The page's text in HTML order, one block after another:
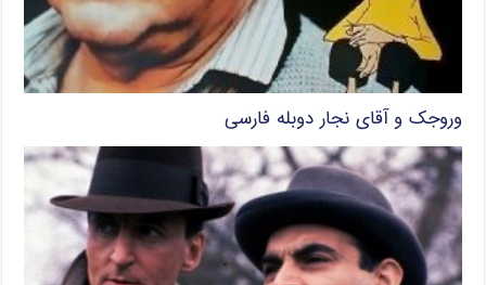
وروجک و آقای نجار دوبله فارسی